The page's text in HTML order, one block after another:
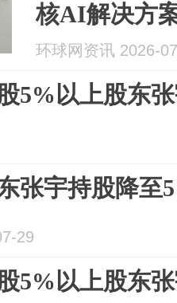
核AI解决方
环球网资讯 2026-
5%以上股东
张宇持股降至
29
5%以上股东